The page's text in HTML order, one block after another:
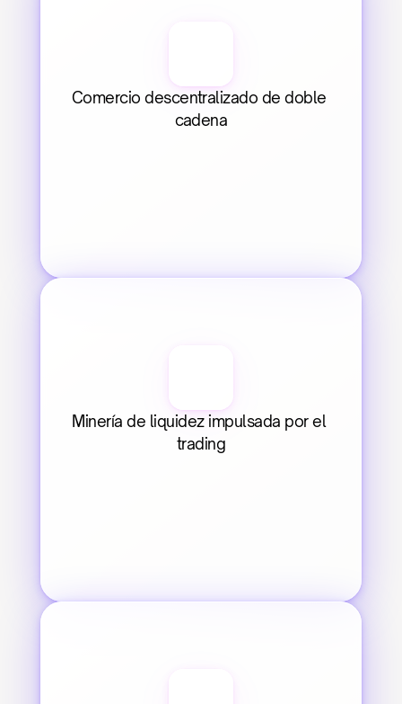
Comercio descentralizado de doble
cadena
Minería de liquidez impulsada por el
trading